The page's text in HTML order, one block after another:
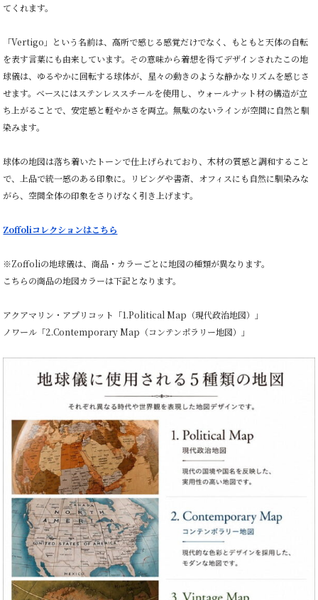
てくれます。
「Vertigo」という名前は、高所で感じる感覚だけでなく、もともと天体の自転
を表す言葉にも由来しています。その意味から着想を得てデザインされたこの地
球儀は、ゆるやかに回転する球体が、星々の動きのような静かなリズムを感じさ
せます。ベースにはステンレススチールを使用し、ウォールナット材の構造が立
ち上がることで、安定感と軽やかさを両立。無駄のないラインが空間に自然と馴
染みます。
球体の地図は落ち着いたトーンで仕上げられており、木材の質感と調和すること
で、上品で統一感のある印象に。リビングや書斎、オフィスにも自然に馴染みな
がら、空間全体の印象をさりげなく引き上げます。
Zoffoliコレクションはこちら
※Zoffoliの地球儀は、商品・カラーごとに地図の種類が異なります。
こちらの商品の地図カラーは下記となります。
アクアマリン・アプリコット「1.Political Map（現代政治地図）」
ノワール「2.Contemporary Map（コンテンポラリー地図）」